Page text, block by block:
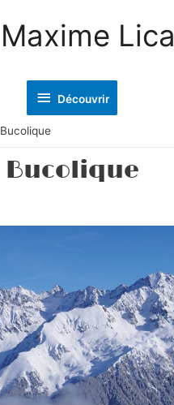
Maxime
Découvrir
Bucolique
Bucolique